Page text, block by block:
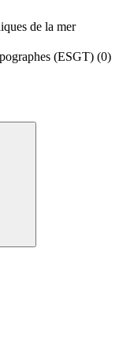
de la mer
(ESGT) (0)